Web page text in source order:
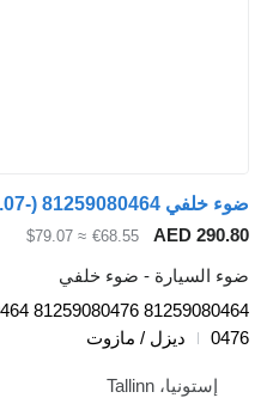
€68.55
≈ $79.07
- ضوء خلفي
/ مازوت